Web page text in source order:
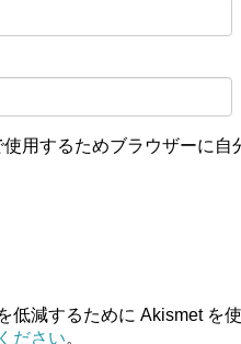
用するためブラウザーに
低減するために Akismet を使
ださい。